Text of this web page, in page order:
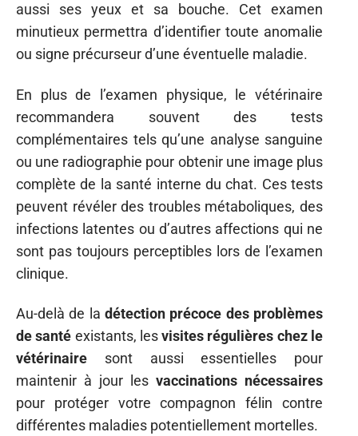
aussi ses yeux et sa bouche. Cet examen
minutieux permettra d’identifier toute anomalie
ou signe précurseur d’une éventuelle maladie.
En plus de l’examen physique, le vétérinaire
recommandera souvent des tests
complémentaires tels qu’une analyse sanguine
ou une radiographie pour obtenir une image plus
complète de la santé interne du chat. Ces tests
peuvent révéler des troubles métaboliques, des
infections latentes ou d’autres affections qui ne
sont pas toujours perceptibles lors de l’examen
clinique.
Au-delà de la détection précoce des problèmes
de santé existants, lesvisites régulières chez le
vétérinaire sont aussi essentielles pour
maintenir à jour les vaccinations nécessaires
pour protéger votre compagnon félin contre
différentes maladies potentiellement mortelles.